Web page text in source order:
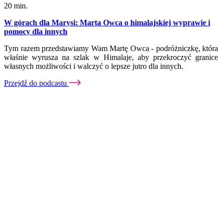
20 min.
W górach dla Marysi: Marta Owca o himalajskiej wyprawie i
pomocy dla innych
Tym razem przedstawiamy Wam Martę Owca - podróżniczkę, która
właśnie wyrusza na szlak w Himalaje, aby przekroczyć granice
własnych możliwości i walczyć o lepsze jutro dla innych.
Przejdź do podcastu